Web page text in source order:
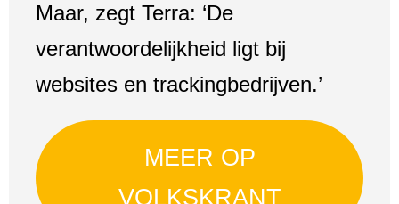
Maar, zegt Terra: ‘De
verantwoordelijkheid ligt bij
websites en trackingbedrijven.’
MEER OP
VOLKSKRANT